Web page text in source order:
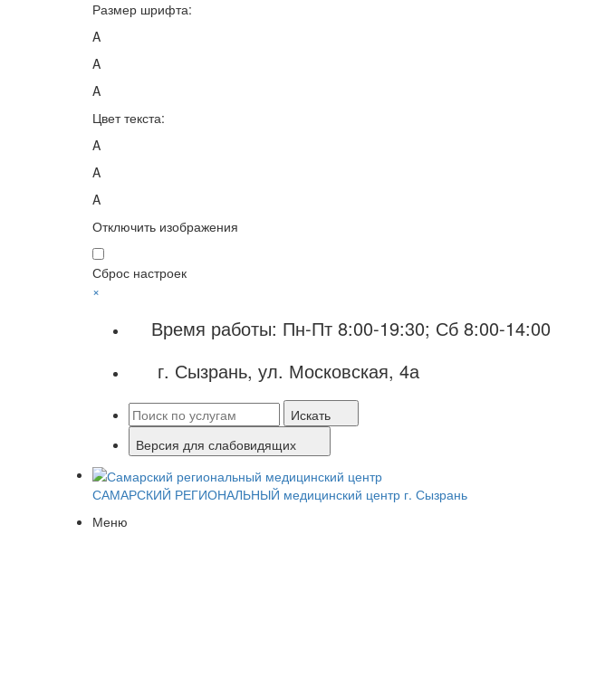
Размер шрифта:
A
A
A
Цвет текста:
A
A
A
Отключить изображения
Сброс настроек
×
Время работы: Пн-Пт 8:00-19:30; Сб 8:00-14:00
г. Сызрань, ул. Московская, 4а
Искать
Версия для слабовидящих
САМАРСКИЙ РЕГИОНАЛЬНЫЙ медицинский центр г. Сызрань
Меню